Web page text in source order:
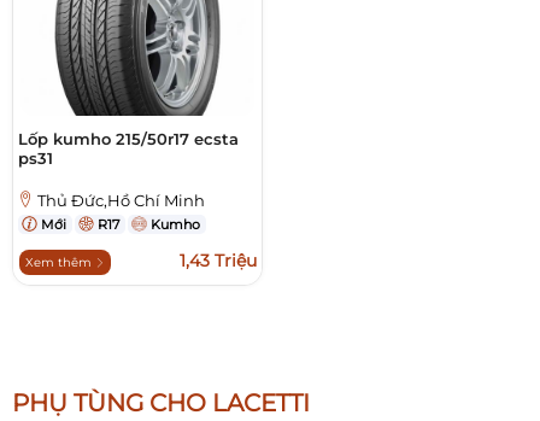
Lốp kumho 215/50r17 ecsta
ps31
Thủ Đức,Hồ Chí Minh
Mới R17 Kumho
Xem thêm 1,43 Triệu
PHỤ TÙNG CHO LACETTI